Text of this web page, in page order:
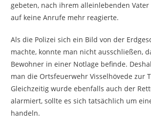
gebeten, nach ihrem alleinlebenden Vater
auf keine Anrufe mehr reagierte.
Als die Polizei sich ein Bild von der
machte, konnte man nicht ausschließen,
Bewohner in einer Notlage befinde.
man die Ortsfeuerwehr Visselhövede zur
Gleichzeitig wurde ebenfalls auch der
alarmiert, sollte es sich tatsächlich um
handeln.